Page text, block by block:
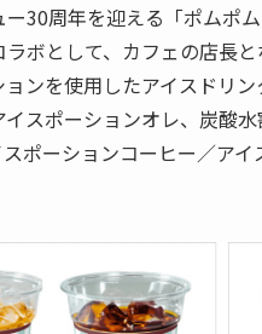
30周年を迎える「ポムポ
ボとして、カフェの店長
ンを使用したアイスドリ
スポーションオレ、炭酸
ポーションコーヒー／アイ